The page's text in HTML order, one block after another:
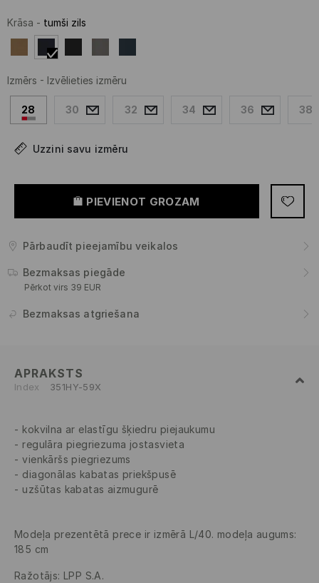
Krāsa - tumši zils
Izmērs - Izvēlieties izmēru
28 30 32 34 36 38
Uzzini savu izmēru
PIEVIENOT GROZAM
Pārbaudīt pieejamību veikalos
Bezmaksas piegāde
Pērkot virs 39 EUR
Bezmaksas atgriešana
APRAKSTS
Index 351HY-59X
kokvilna ar elastīgu šķiedru piejaukumu
regulāra piegriezuma jostasvieta
vienkāršs piegriezums
diagonālas kabatas priekšpusē
uzšūtas kabatas aizmugurē
Modeļa prezentētā prece ir izmērā L/40. modeļa augums:
185 cm
Ražotājs: LPP S.A.